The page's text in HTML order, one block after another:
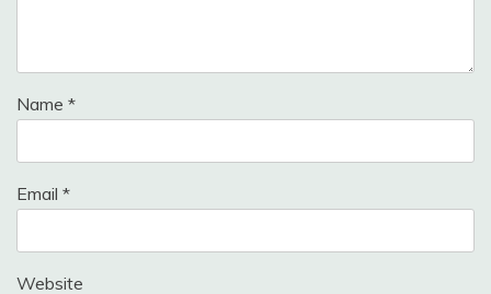
Name *
Email *
Website